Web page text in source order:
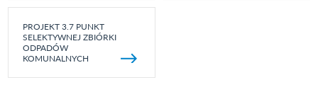
PROJEKT 3.7 PUNKT
SELEKTYWNEJ ZBIÓRKI
ODPADÓW
KOMUNALNYCH